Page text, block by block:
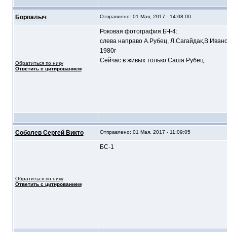
Борпалыч Отправлено: 01 Мая, 2017 - 14:08:00
Обратиться по нику
Ответить с цитированием
Роковая фотография БЧ-4:
слева направо А.Рубец,
1980г
Сейчас в живых только Саша Рубец.
Соболев Сергей Викто Отправлено: 01 Мая, 2017 - 11:09:05
Обратиться по нику
Ответить с цитированием
БС-1